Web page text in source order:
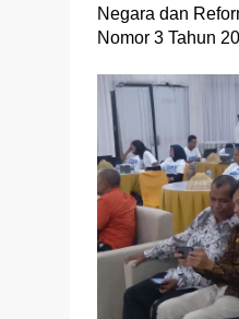
Negara dan
Nomor 3 Tahun